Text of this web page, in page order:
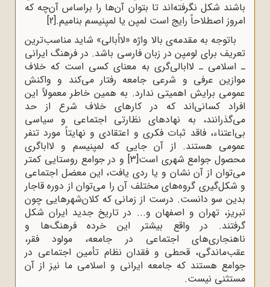
باشند شکل نگرفته‌اند تا بتوان آن‌ها را براساس آن‌چه که
امروز اصطلاحاً رایج است لمپن یا لمپنیسم بنامیم.[2]
باتوجه به مقدمه‌ی بالا واژه «لااُبالی» شاید مناسب‌ترین
تعریف برای لومپن در زبان فارسی باشد. در فرهنگ ایرانی
ـ اسلامی ـ لاابالی‌گری به معنای کسی است که خلاف
موازین عرفی و شرعی جامعه رفتار می‌کند و واکنش
عمومی برایش اهمیتی ندارد. به همین خاطر معمولاً این
افراد کسانی‌اند که در کارهای خلاف شرع از حد
می‌گذرانند، به نهادهای نظارتی اجتماعی و سیاسی
بی‌اعتناء، فاقد ثبات فکری و اعتقادی و نهایتاً مورد تنفر
عمومی هستند. از آن جایی که لمپنیسم و لااباگری
محصول جوامع شهری است[3]
و در جوامع روستایی کمتر
می‌توان از آن نشان و یا ردی یافت، این معضل اجتماعی
و شکل‌گیری گروه‌های مختلف آن را می‌توان از دوره قاجار
بدین سو دانست. درست از زمانی که کلان‌شهرهایی چون
تبریز، تهران و اصفهان و... در تاریخ جدید ایران شکل
گرفتند. در واقع بیشتر این خرده فرهنگ‌ها و
ناهنجاری‌های اجتماعی در جامعه، مولود فقر،
عقب‌ماندگی، قحطی و فقدان نظام تأمین اجتماعی در
جوامع هستند که جامعه ایرانی و اسلامی ما نیز از آن
مستثنی نیست.